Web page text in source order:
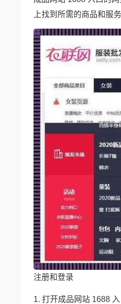
上找到所需的商品和服
注册和登录
1. 打开成品网站 1688